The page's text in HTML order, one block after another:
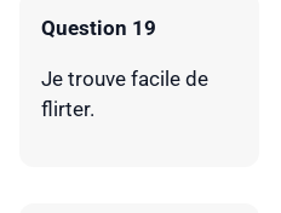
Question 19
Je trouve facile de
flirter.